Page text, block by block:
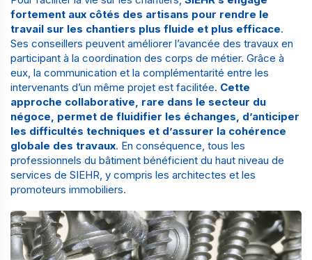
fortement aux côtés des artisans pour rendre le
travail sur les chantiers plus fluide et plus efficace.
Ses conseillers peuvent améliorer l’avancée des travaux en
participant à la coordination des corps de métier. Grâce à
eux, la communication et la complémentarité entre les
intervenants d’un même projet est facilitée. Cette
approche collaborative, rare dans le secteur du
négoce, permet de fluidifier les échanges, d’anticiper
les difficultés techniques et d’assurer la cohérence
globale des travaux. En conséquence, tous les
professionnels du bâtiment bénéficient du haut niveau de
services de SIEHR, y compris les architectes et les
promoteurs immobiliers.